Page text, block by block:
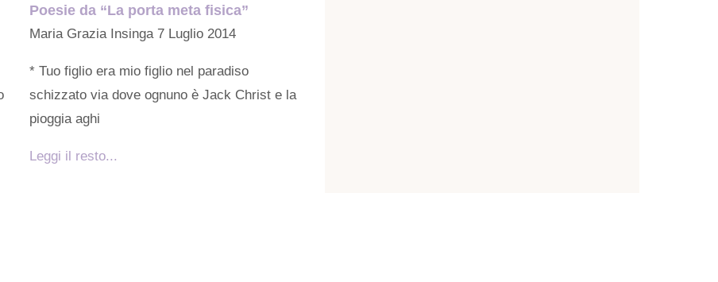
Poesie da “La porta meta fisica”
Maria Grazia Insinga 7 Luglio 2014
* Tuo figlio era mio figlio nel paradiso
schizzato via dove ognuno è Jack Christ e la
pioggia aghi
Leggi il resto...